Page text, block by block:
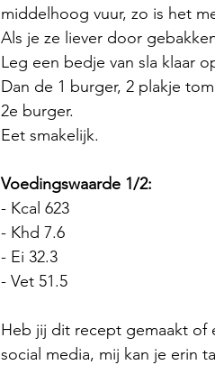
middelhoog vuur, zo is het
Als je ze liever door
Leg een bedje van sla klaar
Dan de 1 burger, 2 plakje
2e burger.
Eet smakelijk.
Voedingswaarde 1/2:
- Kcal 623
- Khd 7.6
- Ei 32.3
- Vet 51.5
Heb jij dit recept gemaakt of
social media, mij kan je erin